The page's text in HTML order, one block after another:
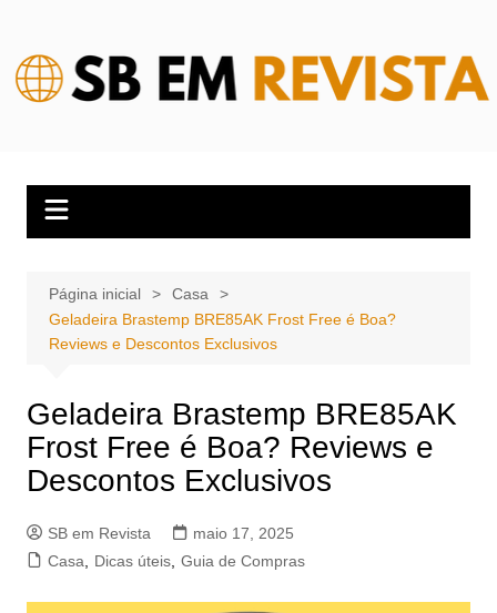
conteúdo
Página inicial
Casa
Geladeira Brastemp BRE85AK Frost Free é Boa?
Reviews e Descontos Exclusivos
Geladeira Brastemp BRE85AK
Frost Free é Boa? Reviews e
Descontos Exclusivos
SB em Revista
maio 17, 2025
Casa
Dicas úteis, Guia de Compras